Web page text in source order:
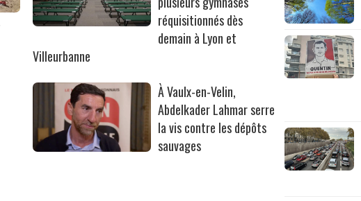
réquisitionnés dès
demain à Lyon et
Villeurbanne
À Vaulx-en-Velin,
Abdelkader Lahmar serre
la vis contre les dépôts
sauvages